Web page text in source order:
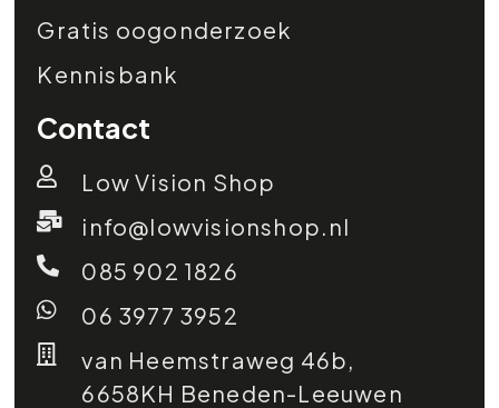
Gratis oogonderzoek
Kennisbank
Contact
Low Vision Shop
info@lowvisionshop.nl
085 902 1826
06 3977 3952
van Heemstraweg 46b,
6658KH Beneden-Leeuwen